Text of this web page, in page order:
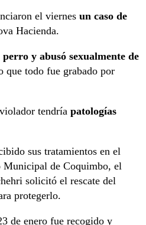
el viernes un caso de
Hacienda.
y abusó sexualmente de
que todo fue grabado por
tendría patologías
sus tratamientos en el
de Coquimbo, el
solicitó el rescate del
protegerlo.
de enero fue recogido y